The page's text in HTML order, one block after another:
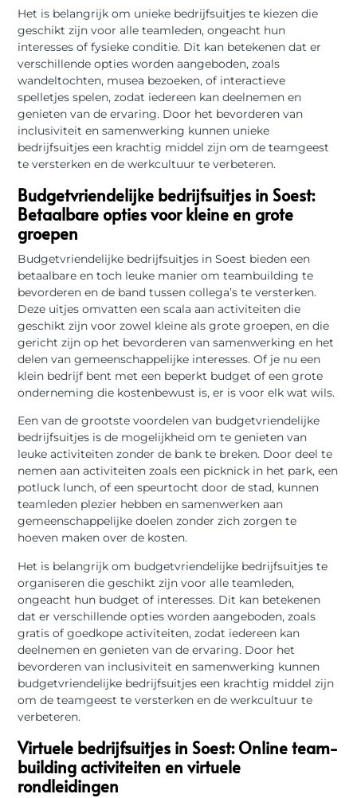
Het is belangrijk om unieke bedrijfsuitjes te kiezen die
geschikt zijn voor alle teamleden, ongeacht hun
interesses of fysieke conditie. Dit kan betekenen dat er
verschillende opties worden aangeboden, zoals
wandeltochten, musea bezoeken, of interactieve
spelletjes spelen, zodat iedereen kan deelnemen en
genieten van de ervaring. Door het bevorderen van
inclusiviteit en samenwerking kunnen unieke
bedrijfsuitjes een krachtig middel zijn om de teamgeest
te versterken en de werkcultuur te verbeteren.
Budgetvriendelijke bedrijfsuitjes in Soest:
Betaalbare opties voor kleine en grote
groepen
Budgetvriendelijke bedrijfsuitjes in Soest bieden een
betaalbare en toch leuke manier om teambuilding te
bevorderen en de band tussen collega’s te versterken.
Deze uitjes omvatten een scala aan activiteiten die
geschikt zijn voor zowel kleine als grote groepen, en die
gericht zijn op het bevorderen van samenwerking en het
delen van gemeenschappelijke interesses. Of je nu een
klein bedrijf bent met een beperkt budget of een grote
onderneming die kostenbewust is, er is voor elk wat wils.
Een van de grootste voordelen van budgetvriendelijke
bedrijfsuitjes is de mogelijkheid om te genieten van
leuke activiteiten zonder de bank te breken. Door deel te
nemen aan activiteiten zoals een picknick in het park, een
potluck lunch, of een speurtocht door de stad, kunnen
teamleden plezier hebben en samenwerken aan
gemeenschappelijke doelen zonder zich zorgen te
hoeven maken over de kosten.
Het is belangrijk om budgetvriendelijke bedrijfsuitjes te
organiseren die geschikt zijn voor alle teamleden,
ongeacht hun budget of interesses. Dit kan betekenen
dat er verschillende opties worden aangeboden, zoals
gratis of goedkope activiteiten, zodat iedereen kan
deelnemen en genieten van de ervaring. Door het
bevorderen van inclusiviteit en samenwerking kunnen
budgetvriendelijke bedrijfsuitjes een krachtig middel zijn
om de teamgeest te versterken en de werkcultuur te
verbeteren.
Virtuele bedrijfsuitjes in Soest: Online team-
building activiteiten en virtuele
rondleidingen